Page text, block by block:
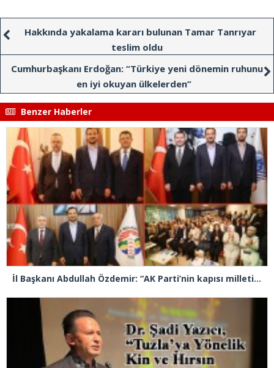
Hakkında yakalama kararı bulunan Tamar Tanrıyar
teslim oldu
Cumhurbaşkanı Erdoğan: “Türkiye yeni dönemin ruhunu
en iyi okuyan ülkelerden”
Benzer Haberler
İl Başkanı Abdullah Özdemir: “AK Parti’nin kapısı milletine hizmet etmek isteyen herkese açıktır”